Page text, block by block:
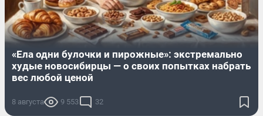
«Ела одни булочки и пирожные»: экстремально
худые новосибирцы — о своих попытках набрать
вес любой ценой
8 августа 9 553 32